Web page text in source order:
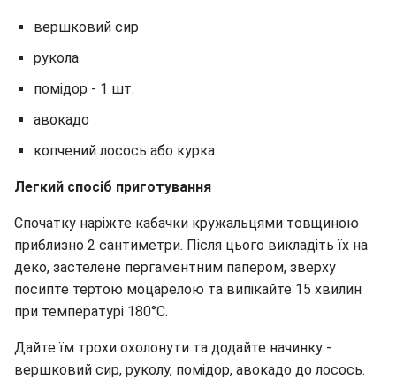
вершковий сир
рукола
помідор - 1 шт.
авокадо
копчений лосось або курка
Легкий спосіб приготування
Спочатку наріжте кабачки кружальцями товщиною
приблизно 2 сантиметри. Після цього викладіть їх на
деко, застелене пергаментним папером, зверху
посипте тертою моцарелою та випікайте 15 хвилин
при температурі 180°C.
Дайте їм трохи охолонути та додайте начинку -
вершковий сир, руколу, помідор, авокадо до лосось.